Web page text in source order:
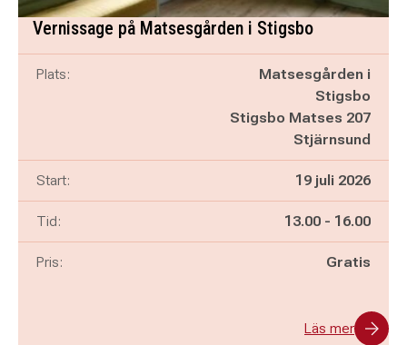
Vernissage på Matsesgården i Stigsbo
Plats:
Matsesgården i
Stigsbo
Stigsbo Matses 207
Stjärnsund
Start: 19 juli 2026
Tid: Pågår mellan
13.00 - och
16.00
Pris: Gratis
Läs mer